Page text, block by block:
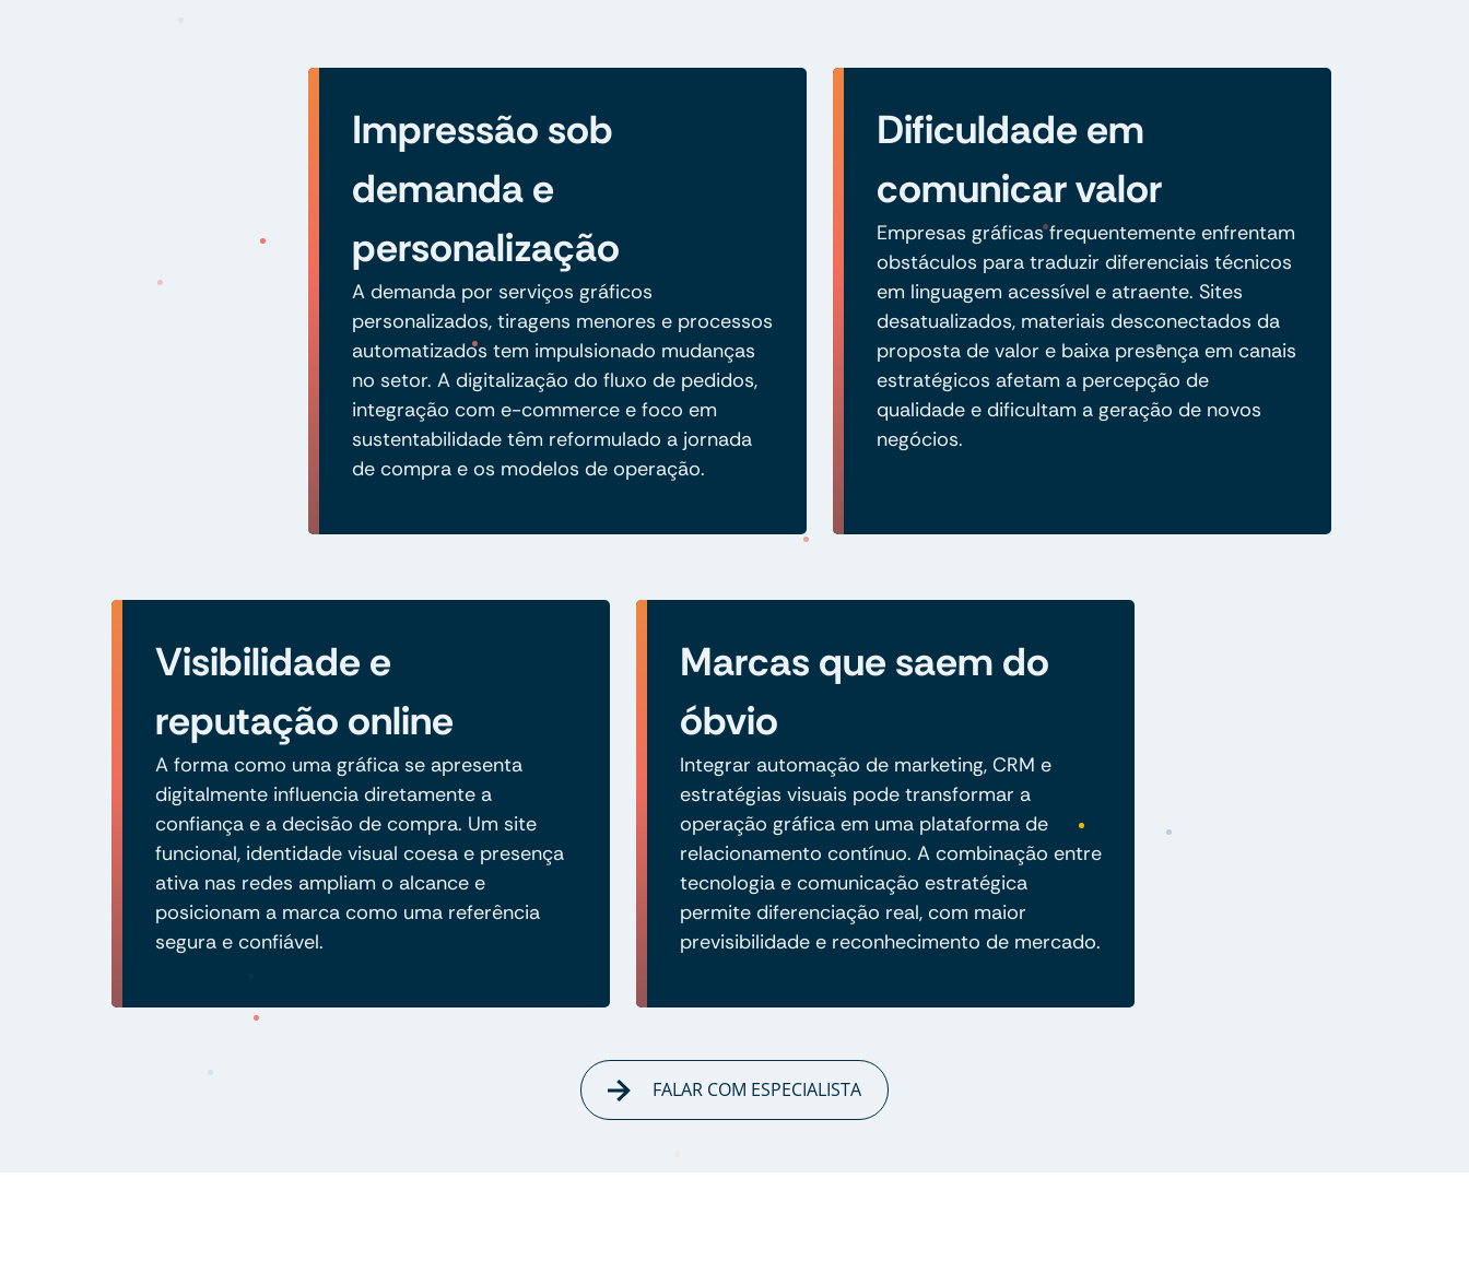
Impressão sob
demanda e
personalização
A demanda por serviços gráficos
personalizados, tiragens menores e processos
automatizados tem impulsionado mudanças
no setor. A digitalização do fluxo de pedidos,
integração com e-commerce e foco em
sustentabilidade têm reformulado a jornada
de compra e os modelos de operação.
Dificuldade em
comunicar valor
Empresas gráficas frequentemente enfrentam
obstáculos para traduzir diferenciais técnicos
em linguagem acessível e atraente. Sites
desatualizados, materiais desconectados da
proposta de valor e baixa presença em canais
estratégicos afetam a percepção de
qualidade e dificultam a geração de novos
negócios.
Visibilidade e
reputação online
A forma como uma gráfica se apresenta
digitalmente influencia diretamente a
confiança e a decisão de compra. Um site
funcional, identidade visual coesa e presença
ativa nas redes ampliam o alcance e
posicionam a marca como uma referência
segura e confiável.
Marcas que saem do
óbvio
Integrar automação de marketing, CRM e
estratégias visuais pode transformar a
operação gráfica em uma plataforma de
relacionamento contínuo. A combinação entre
tecnologia e comunicação estratégica
permite diferenciação real, com maior
previsibilidade e reconhecimento de mercado.
FALAR COM ESPECIALISTA